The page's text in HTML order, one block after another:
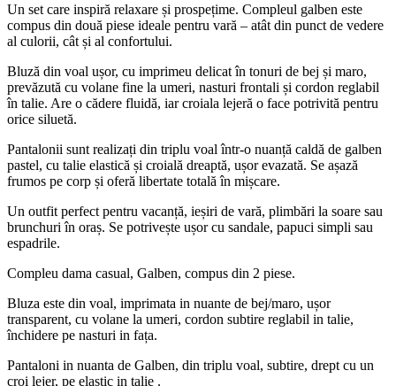
Un set care inspiră relaxare și prospețime. Compleul galben este
compus din două piese ideale pentru vară – atât din punct de vedere
al culorii, cât și al confortului.
Bluză din voal ușor, cu imprimeu delicat în tonuri de bej și maro,
prevăzută cu volane fine la umeri, nasturi frontali și cordon reglabil
în talie. Are o cădere fluidă, iar croiala lejeră o face potrivită pentru
orice siluetă.
Pantalonii sunt realizați din triplu voal într-o nuanță caldă de galben
pastel, cu talie elastică și croială dreaptă, ușor evazată. Se așază
frumos pe corp și oferă libertate totală în mișcare.
Un outfit perfect pentru vacanță, ieșiri de vară, plimbări la soare sau
brunchuri în oraș. Se potrivește ușor cu sandale, papuci simpli sau
espadrile.
Compleu dama casual, Galben, compus din 2 piese.
Bluza este din voal, imprimata in nuante de bej/maro, ușor
transparent, cu volane la umeri, cordon subtire reglabil in talie,
închidere pe nasturi in fața.
Pantaloni in nuanta de Galben, din triplu voal, subtire, drept cu un
croi lejer, pe elastic in talie .